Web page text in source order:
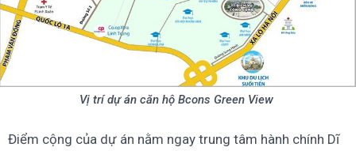
Vị trí dự án căn hộ Bcons Green View
Điểm cộng của dự án nằm ngay trung tâm hành chính Dĩ